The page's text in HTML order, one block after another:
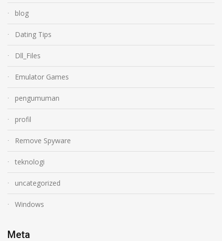
blog
Dating Tips
Dll_Files
Emulator Games
pengumuman
profil
Remove Spyware
teknologi
uncategorized
Windows
Meta